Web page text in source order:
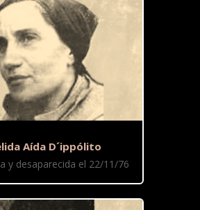
Aída D´ippólito
y desaparecida el 22/11/76